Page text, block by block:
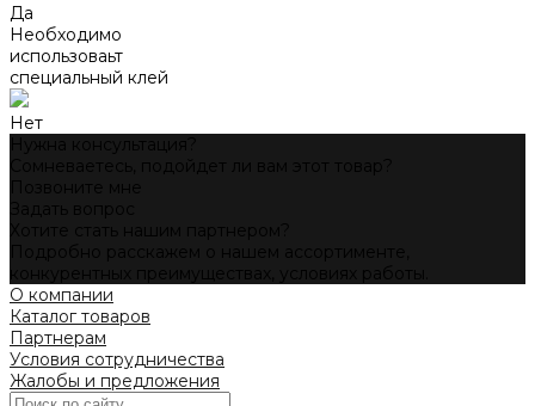
Да
Необходимо
использоваьт
специальный клей
Нет
О компании
Каталог товаров
Партнерам
Условия сотрудничества
Жалобы и предложения